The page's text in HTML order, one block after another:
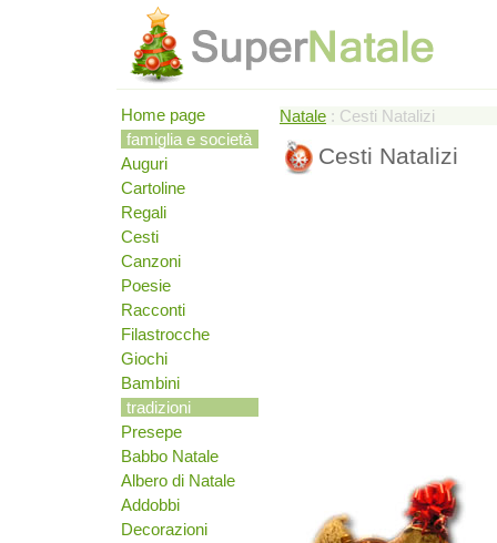
Home page
famiglia e società
Auguri
Cartoline
Regali
Cesti
Canzoni
Poesie
Racconti
Filastrocche
Giochi
Bambini
tradizioni
Presepe
Babbo Natale
Albero di Natale
Addobbi
Decorazioni
Natale : Cesti Natalizi
Cesti Natalizi